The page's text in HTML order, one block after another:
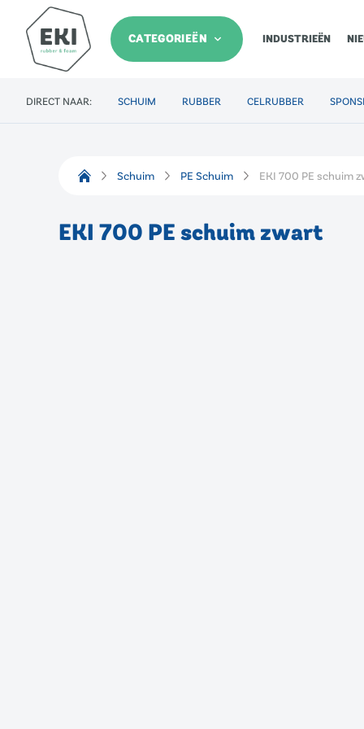
CATEGORIEËN INDUSTRIEËN
DIRECT NAAR: SCHUIM RUBBER CELRUBBER
Schuim PE Schuim EKI 700 PE schuim
EKI 700 PE schuim zwart